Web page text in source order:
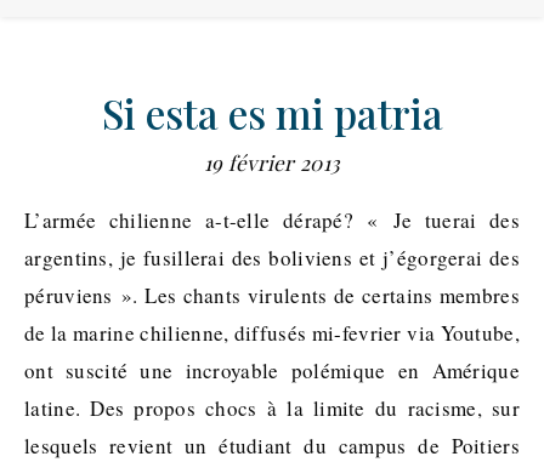
Si esta es mi patria
19 février 2013
L’armée chilienne a-t-elle dérapé? « Je tuerai des
argentins, je fusillerai des boliviens et j’égorgerai des
péruviens ». Les chants virulents de certains membres
de la marine chilienne, diffusés mi-fevrier via Youtube,
ont suscité une incroyable polémique en Amérique
latine. Des propos chocs à la limite du racisme, sur
lesquels revient un étudiant du campus de Poitiers